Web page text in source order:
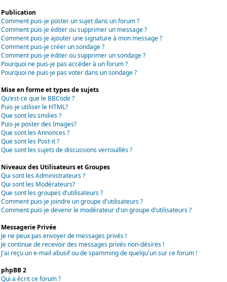
Publication
Comment puis-je poster un sujet dans un forum ?
Comment puis-je éditer ou supprimer un message ?
Comment puis-je ajouter une signature à mon message ?
Comment puis-je créer un sondage ?
Comment puis-je éditer ou supprimer un sondage ?
Pourquoi ne puis-je pas accéder à un forum ?
Pourquoi ne puis-je pas voter dans un sondage ?
Mise en forme et types de sujets
Qu'est-ce que le BBCode ?
Puis-je utiliser le HTML?
Que sont les smilies ?
Puis-je poster des Images?
Que sont les Annonces ?
Que sont les Post-it ?
Que sont les sujets de discussions verrouillés ?
Niveaux des Utilisateurs et Groupes
Qui sont les Administrateurs ?
Qui sont les Modérateurs?
Que sont les groupes d'utilisateurs ?
Comment puis-je joindre un groupe d'utilisateurs ?
Comment puis-je devenir le modérateur d'un groupe d'utilisateurs ?
Messagerie Privée
Je ne peux pas envoyer de messages privés !
Je continue de recevoir des messages privés non-désirés !
J'ai reçu un e-mail abusif ou de spamming de quelqu'un sur ce forum !
phpBB 2
Qui a écrit ce forum ?